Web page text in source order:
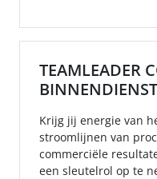
TEAMLEADER
BINNENDIENST
Krijg jij energie van
stroomlijnen van
commerciële
een sleutelrol op te